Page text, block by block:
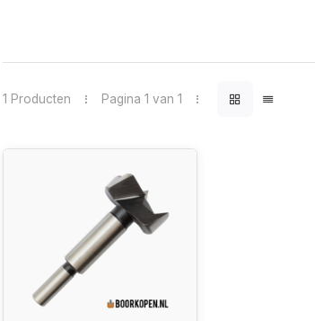
1 Producten Pagina 1 van 1